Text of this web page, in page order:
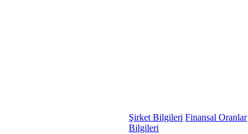
Şirket Bilgileri Finansal Oranlar
Bilgileri